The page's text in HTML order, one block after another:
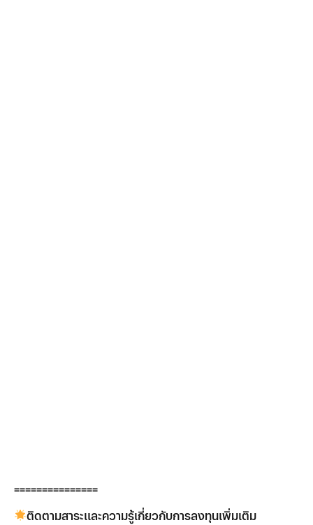
===============
ติดตามสาระและความรู้เกี่ยวกับการลงทุนเพิ่มเติม